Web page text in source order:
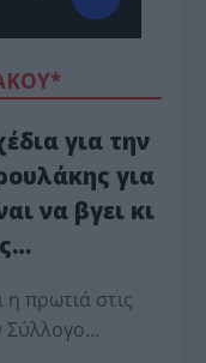
για την
για
να βγει κι
η πρωτιά στις
Σύλλογο…